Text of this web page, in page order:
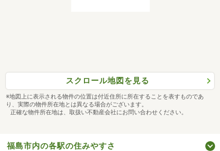
スクロール地図を見る
※地図上に表示される物件の位置は付近住所に所在することを表すものであ
り、実際の物件所在地とは異なる場合がございます。
正確な物件所在地は、取扱い不動産会社にお問い合わせください。
福島市内の各駅の住みやすさ